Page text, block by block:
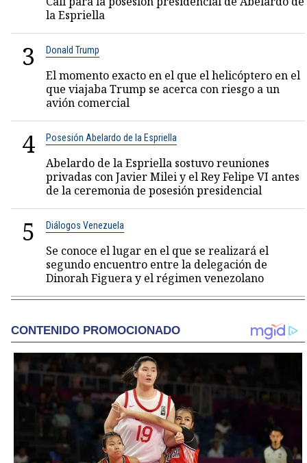
la Espriella
3 Donald Trump
El momento exacto en el que el helicóptero en el
que viajaba Trump se acerca con riesgo a un
avión comercial
4 Posesión Abelardo de la Espriella
Abelardo de la Espriella sostuvo reuniones
privadas con Javier Milei y el Rey Felipe VI antes
de la ceremonia de posesión presidencial
5 Diálogos Venezuela
Se conoce el lugar en el que se realizará el
segundo encuentro entre la delegación de
Dinorah Figuera y el régimen venezolano